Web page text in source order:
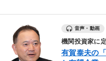
音声・動画
機関投資家に
有賀泰夫の